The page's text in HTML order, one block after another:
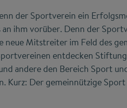
der Sportverein ein
ihm vorüber. Denn der
neue Mitstreiter im Feld des
entdecken
andere den Bereich Sport
Kurz: Der gemeinnützige